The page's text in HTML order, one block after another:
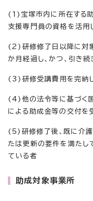
(1)宝塚市内に所在する
支援専門員の資格を活用
(2)研修修了日以降に対
か月経過し、かつ、引き
(3)研修受講費用を完納
(4)他の法令等に基づく
による助成金等の交付を
(5)研修修了後、既に介
たは更新の要件を満たし
ている者
助成対象事業所